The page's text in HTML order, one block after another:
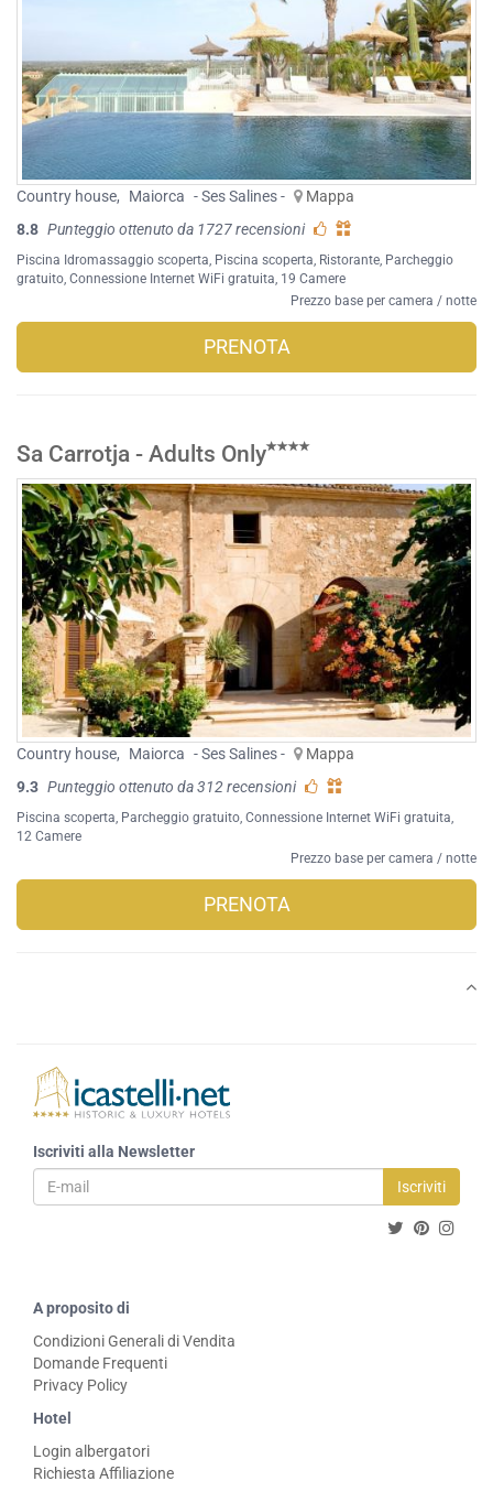
Country house, Maiorca - Ses Salines -
Mappa
8.8 Punteggio ottenuto da 1727 recensioni
Piscina Idromassaggio scoperta, Piscina scoperta, Ristorante, Parcheggio
gratuito, Connessione Internet WiFi gratuita, 19 Camere
Prezzo base per camera / notte
PRENOTA
Sa Carrotja - Adults Only
Country house, Maiorca - Ses Salines -
Mappa
9.3 Punteggio ottenuto da 312 recensioni
Piscina scoperta Parcheggio gratuito Connessione Internet WiFi gratuita
12 Camere
Prezzo base per camera / notte
PRENOTA
Iscriviti alla Newsletter
Iscriviti
A proposito di
Condizioni Generali di Vendita
Domande Frequenti
Privacy Policy
Hotel
Login albergatori
Richiesta Affiliazione